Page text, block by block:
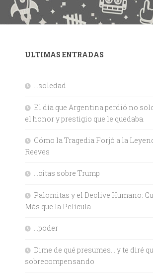
ULTIMAS ENTRADAS
…soledad
El día que Argentina perdió no
el honor y prestigio que le quedaba.
Cómo la Tragedia Forjó a la
Reeves
…citas sobre Trump
Palomitas y el Declive Humano:
Más que la Película
…poder
Dime de qué presumes… y te diré
sobrecompensando